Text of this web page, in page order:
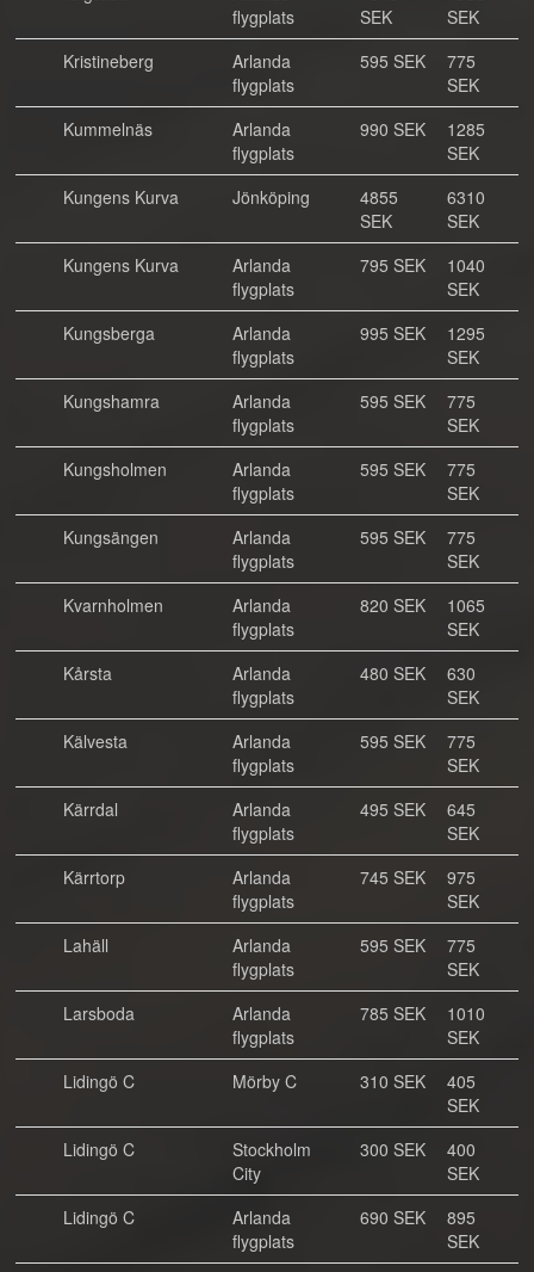
flygplats
SEK
SEK
Kristineberg
Arlanda
flygplats
595 SEK
775
SEK
Kummelnäs
Arlanda
flygplats
990 SEK
1285
SEK
Kungens Kurva
Jönköping
4855
SEK
6310
SEK
Kungens Kurva
Arlanda
flygplats
795 SEK
1040
SEK
Kungsberga
Arlanda
flygplats
995 SEK
1295
SEK
Kungshamra
Arlanda
flygplats
595 SEK
775
SEK
Kungsholmen
Arlanda
flygplats
595 SEK
775
SEK
Kungsängen
Arlanda
flygplats
595 SEK
775
SEK
Kvarnholmen
Arlanda
flygplats
820 SEK
1065
SEK
Kårsta
Arlanda
flygplats
480 SEK
630
SEK
Kälvesta
Arlanda
flygplats
595 SEK
775
SEK
Kärrdal
Arlanda
flygplats
495 SEK
645
SEK
Kärrtorp
Arlanda
flygplats
745 SEK
975
SEK
Lahäll
Arlanda
flygplats
595 SEK
775
SEK
Larsboda
Arlanda
flygplats
785 SEK
1010
SEK
Lidingö C
Mörby C 310 SEK
405
SEK
Lidingö C
Stockholm
City
300 SEK
400
SEK
Lidingö C
Arlanda
flygplats
690 SEK
895
SEK